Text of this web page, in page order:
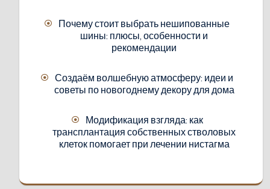
Почему стоит выбрать нешипованные
шины: плюсы, особенности и
рекомендации
Создаём волшебную атмосферу: идеи и
советы по новогоднему декору для дома
Модификация взгляда: как
трансплантация собственных стволовых
клеток помогает при лечении нистагма